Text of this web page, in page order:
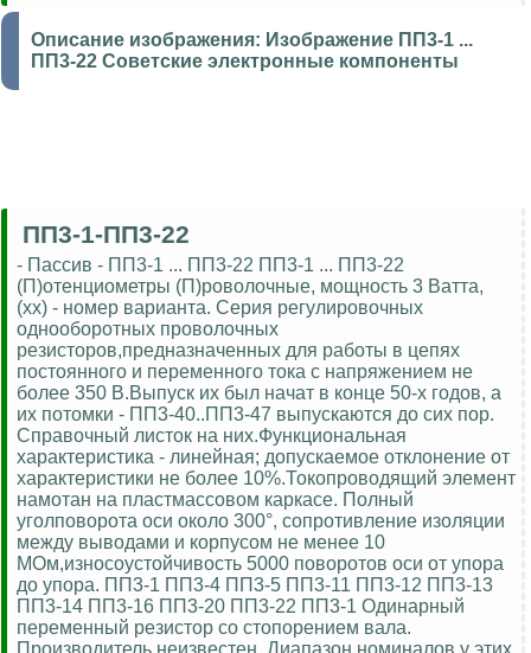
Описание изображения: Изображение ПП3-1 ...
ПП3-22 Советские электронные компоненты
ПП3-1-ПП3-22
- Пассив - ПП3-1 ... ПП3-22 ПП3-1 ... ПП3-22
(П)отенциометры (П)роволочные, мощность 3 Ватта,
(хх) - номер варианта. Серия регулировочных
однооборотных проволочных
резисторов,предназначенных для работы в цепях
постоянного и переменного тока с напряжением не
более 350 В.Выпуск их был начат в конце 50-х годов, а
их потомки - ПП3-40..ПП3-47 выпускаются до сих пор.
Справочный листок на них.Функциональная
характеристика - линейная; допускаемое отклонение от
характеристики не более 10%.Токопроводящий элемент
намотан на пластмассовом каркасе. Полный
уголповорота оси около 300°, сопротивление изоляции
между выводами и корпусом не менее 10
МОм,износоустойчивость 5000 поворотов оси от упора
до упора. ПП3-1 ПП3-4 ПП3-5 ПП3-11 ПП3-12 ПП3-13
ПП3-14 ПП3-16 ПП3-20 ПП3-22 ПП3-1 Одинарный
переменный резистор со стопорением вала.
Производитель неизвестен. Диапазон номиналов у этих